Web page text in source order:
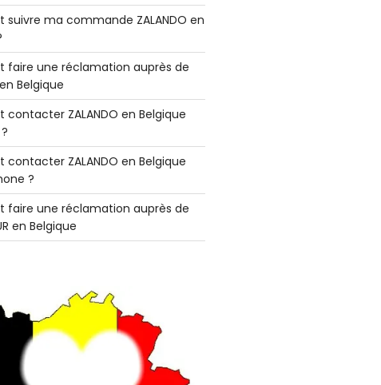
ma commande ZALANDO en
faire une réclamation auprès de
Belgique
ZALANDO en Belgique
ZALANDO en Belgique
?
faire une réclamation auprès de
en Belgique